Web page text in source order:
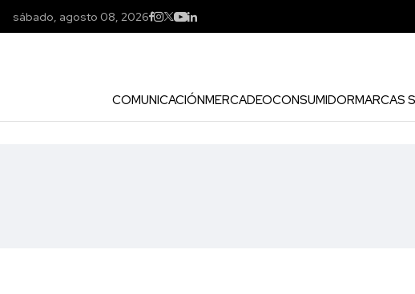
sábado, agosto 08, 2026
COMUNICACIÓNMERCADEOCONSUMIDORMARCAS